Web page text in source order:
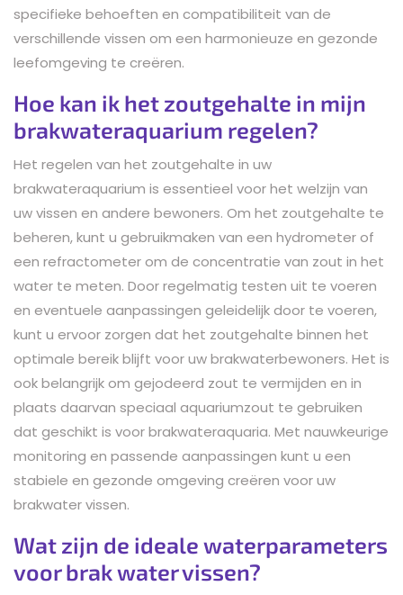
specifieke behoeften en compatibiliteit van de
verschillende vissen om een harmonieuze en gezonde
leefomgeving te creëren.
Hoe kan ik het zoutgehalte in mijn
brakwateraquarium regelen?
Het regelen van het zoutgehalte in uw
brakwateraquarium is essentieel voor het welzijn van
uw vissen en andere bewoners. Om het zoutgehalte te
beheren, kunt u gebruikmaken van een hydrometer of
een refractometer om de concentratie van zout in het
water te meten. Door regelmatig testen uit te voeren
en eventuele aanpassingen geleidelijk door te voeren,
kunt u ervoor zorgen dat het zoutgehalte binnen het
optimale bereik blijft voor uw brakwaterbewoners. Het is
ook belangrijk om gejodeerd zout te vermijden en in
plaats daarvan speciaal aquariumzout te gebruiken
dat geschikt is voor brakwateraquaria. Met nauwkeurige
monitoring en passende aanpassingen kunt u een
stabiele en gezonde omgeving creëren voor uw
brakwater vissen.
Wat zijn de ideale waterparameters
voor brak water vissen?